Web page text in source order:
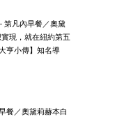
第凡內早餐／奧黛
現，就在紐約第五
亨小傳】知名導
餐／奧黛莉赫本白